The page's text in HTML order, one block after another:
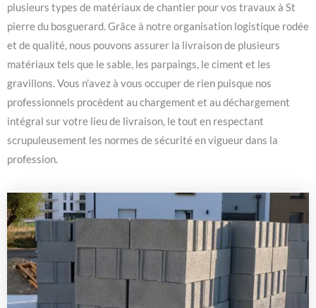
plusieurs types de matériaux de chantier pour vos travaux à St
pierre du bosguerard. Grâce à notre organisation logistique rodée
et de qualité, nous pouvons assurer la livraison de plusieurs
matériaux tels que le sable, les parpaings, le ciment et les
gravillons. Vous n’avez à vous occuper de rien puisque nos
professionnels procèdent au chargement et au déchargement
intégral sur votre lieu de livraison, le tout en respectant
scrupuleusement les normes de sécurité en vigueur dans la
profession.